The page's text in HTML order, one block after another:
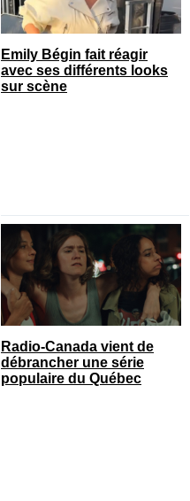
Emily Bégin fait réagir
avec ses différents looks
sur scène
Radio-Canada vient de
débrancher une série
populaire du Québec